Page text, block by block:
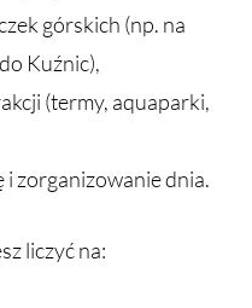
górskich (np. na
Kuźnic),
(termy, aquaparki,
i zorganizowanie dnia.
liczyć na: